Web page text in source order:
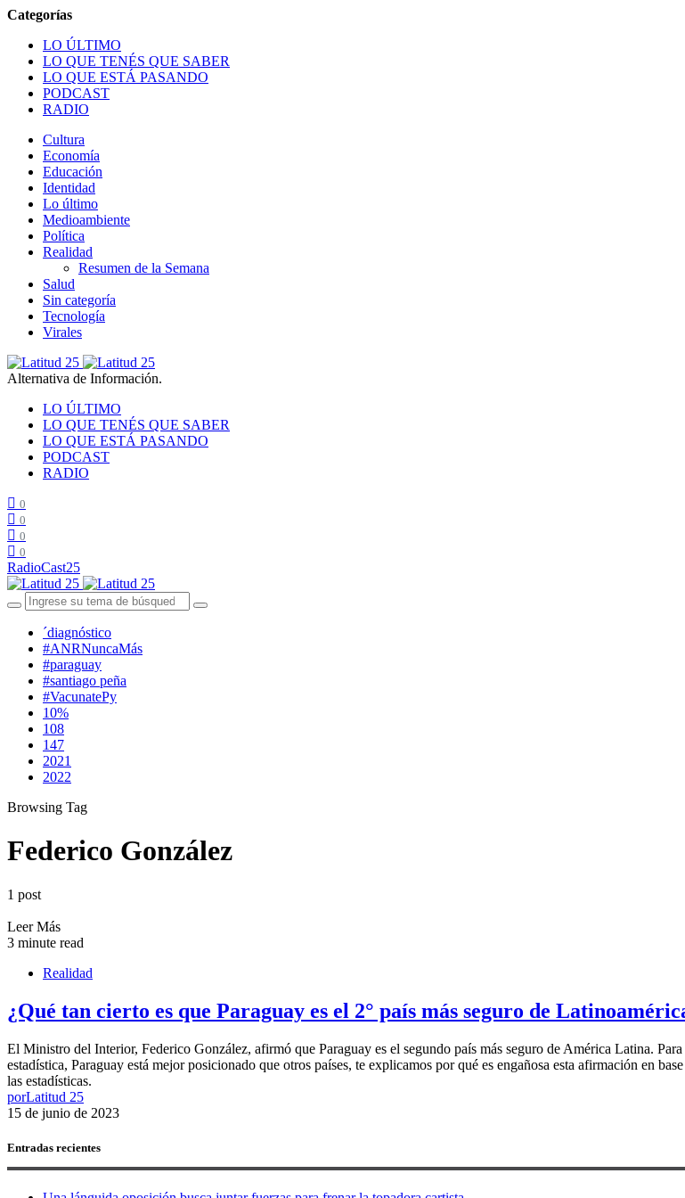
LO ÚLTIMO
LO QUE TENÉS QUE SABER
LO QUE ESTÁ PASANDO
PODCAST
RADIO
Cultura
Economía
Educación
Identidad
Lo último
Medioambiente
Política
Realidad
Resumen de la Semana
Salud
Sin categoría
Tecnología
Virales
Alternativa de Información.
LO ÚLTIMO
LO QUE TENÉS QUE SABER
LO QUE ESTÁ PASANDO
PODCAST
RADIO
0
0
0
0
RadioCast25
´diagnóstico
#ANRNuncaMás
#paraguay
#santiago peña
#VacunatePy
10%
108
147
2021
2022
Browsing Tag
Federico González
1 post
Leer Más
3 minute read
Realidad
¿Qué tan cierto es que Paraguay es el 2° país más seguro de
El Ministro del Interior, Federico González, afirmó que Paraguay es el segundo país más seguro de América Latina.
estadística, Paraguay está mejor posicionado que otros países, te explicamos por qué es engañosa esta afirmación en
las estadísticas.
porLatitud 25
15 de junio de 2023
Entradas recientes